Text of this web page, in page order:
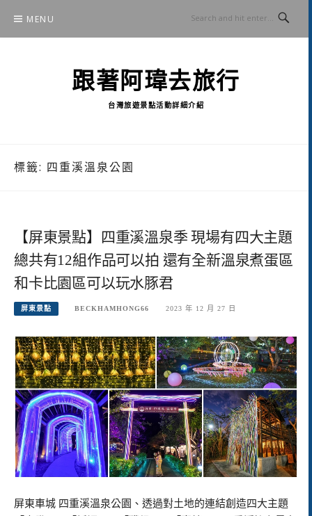
content
MENU
跟著阿瑋去旅行
台灣旅遊景點活動詳細介紹
標籤: 四重溪溫泉公園
【屏東景點】四重溪溫泉季 現場有四大主題
總共有12組作品可以拍 還有全新溫泉煮蛋區
和卡比園區可以玩水豚君
屏東景點 BECKHAMHONG66 2023 年 12 月 27 日
屏東車城 四重溪溫泉公園、透過對土地的連結創造四大主題